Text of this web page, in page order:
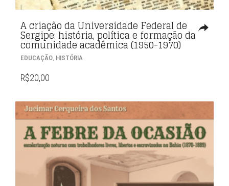
A criação da Universidade Federal de
Sergipe: história, política e formação da
comunidade acadêmica (1950-1970)
EDUCAÇÃO HISTÓRIA
R$20,00